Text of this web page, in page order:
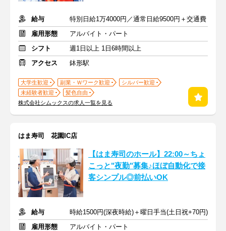
給与
特別日給1万4000円／通常日給9500円＋交通費
雇用形態
アルバイト・パート
シフト
週1日以上 1日6時間以上
アクセス
鉢形駅
大学生歓迎 副業・Ｗワーク歓迎
シルバー歓迎
未経験者歓迎
髪色自由
株式会社シムックスの求人一覧を見る
はま寿司 花園IC店
【はま寿司のホール】22:00～ちょ
こっと"夜勤"募集♪ほぼ自動化で接
客シンプル◎前払いOK
給与
時給1500円(深夜時給)＋曜日手当(土日祝+70円)
雇用形態
アルバイト・パート